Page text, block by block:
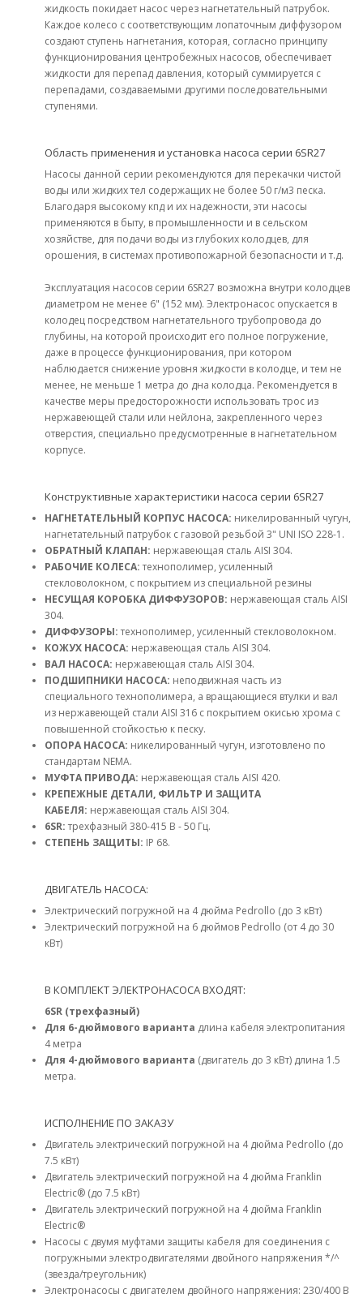
жидкость покидает насос через нагнетательный патрубок.
Каждое колесо с соответствующим лопаточным диффузором
создают ступень нагнетания, которая, согласно принципу
функционирования центробежных насосов, обеспечивает
жидкости для перепад давления, который суммируется с
перепадами, создаваемыми другими последовательными
ступенями.
Область применения и установка насоса серии 6SR27
Насосы данной серии рекомендуются для перекачки чистой
воды или жидких тел содержащих не более 50 г/м3 песка.
Благодаря высокому кпд и их надежности, эти насосы
применяются в быту, в промышленности и в сельском
хозяйстве, для подачи воды из глубоких колодцев, для
орошения, в системах противопожарной безопасности и т.д.
Эксплуатация насосов серии 6SR27 возможна внутри колодцев
диаметром не менее 6" (152 мм). Электронасос опускается в
колодец посредством нагнетательного трубопровода до
глубины, на которой происходит его полное погружение,
даже в процессе функционирования, при котором
наблюдается снижение уровня жидкости в колодце, и тем не
менее, не меньше 1 метра до дна колодца. Рекомендуется в
качестве меры предосторожности использовать трос из
нержавеющей стали или нейлона, закрепленного через
отверстия, специально предусмотренные в нагнетательном
корпусе.
Конструктивные характеристики насоса серии 6SR27
НАГНЕТАТЕЛЬНЫЙ КОРПУС НАСОСА: никелированный чугун,
нагнетательный патрубок с газовой резьбой 3" UNI ISO 228-1.
ОБРАТНЫЙ КЛАПАН: нержавеющая сталь AISI 304.
РАБОЧИЕ КОЛЕСА:технополимер, усиленный
стекловолокном, с покрытием из специальной резины
НЕСУЩАЯ КОРОБКА ДИФФУЗОРОВ: нержавеющая сталь AISI
304.
ДИФФУЗОРЫ:технополимер, усиленный стекловолокном.
КОЖУХ НАСОСА: нержавеющая сталь AISI 304.
ВАЛ НАСОСА: нержавеющая сталь AISI 304.
ПОДШИПНИКИ НАСОСА: неподвижная часть из
специального технополимера, а вращающиеся втулки и вал
из нержавеющей стали AISI 316 с покрытием окисью хрома с
повышенной стойкостью к песку.
ОПОРА НАСОСА: никелированный чугун, изготовлено по
стандартам NEMA.
МУФТА ПРИВОДА: нержавеющая сталь AISI 420.
КРЕПЕЖНЫЕ ДЕТАЛИ, ФИЛЬТР И ЗАЩИТА
КАБЕЛЯ: нержавеющая сталь AISI 304.
6SR:трехфазный 380-415 В - 50 Гц.
СТЕПЕНЬ ЗАЩИТЫ: IP 68.
ДВИГАТЕЛЬ НАСОСА:
Электрический погружной на 4 дюйма Pedrollo (до 3 кВт)
Электрический погружной на 6 дюймов Pedrollo (от 4 до 30
кВт)
В КОМПЛЕКТ ЭЛЕКТРОНАСОСА ВХОДЯТ:
6SR (трехфазный)
Для 6-дюймового варианта длина кабеля электропитания
4 метра
Для 4-дюймового варианта (двигатель до 3 кВт) длина 1.5
метра.
ИСПОЛНЕНИЕ ПО ЗАКАЗУ
Двигатель электрический погружной на 4 дюйма Pedrollo (до
7.5 кВт)
Двигатель электрический погружной на 4 дюйма Franklin
Electric® (до 7.5 кВт)
Двигатель электрический погружной на 4 дюйма Franklin
Electric®
Насосы с двумя муфтами защиты кабеля для соединения с
погружными электродвигателями двойного напряжения */^
(звезда/треугольник)
Электронасосы с двигателем двойного напряжения: 230/400 В